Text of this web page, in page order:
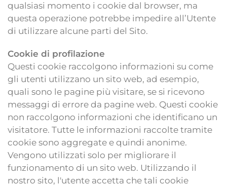
qualsiasi momento i cookie dal browser, ma
questa operazione potrebbe impedire all’Utente
di utilizzare alcune parti del Sito.
Cookie di profilazione
Questi cookie raccolgono informazioni su come
gli utenti utilizzano un sito web, ad esempio,
quali sono le pagine più visitare, se si ricevono
messaggi di errore da pagine web. Questi cookie
non raccolgono informazioni che identificano un
visitatore. Tutte le informazioni raccolte tramite
cookie sono aggregate e quindi anonime.
Vengono utilizzati solo per migliorare il
funzionamento di un sito web. Utilizzando il
nostro sito, l'utente accetta che tali cookie